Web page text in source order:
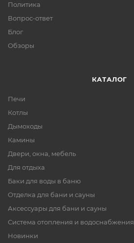
Политика
Вопрос-ответ
Блог
Обзоры
КАТАЛОГ
Печи
Котлы
Дымоходы
Камины
Двери, окна, мебель
Для отдыха
Баки для воды в баню
Отделка для бани и сауны
Аксессуары для бани и сауны
Система отопления и водоснабжения
Новинки